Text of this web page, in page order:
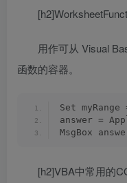
用作可从 Visual
函数的容器。
Set myRange
answer =
MsgBox
[h2]VBA中常用的